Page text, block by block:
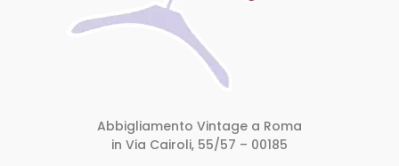
Abbigliamento Vintage a Roma
in Via Cairoli, 55/57 – 00185